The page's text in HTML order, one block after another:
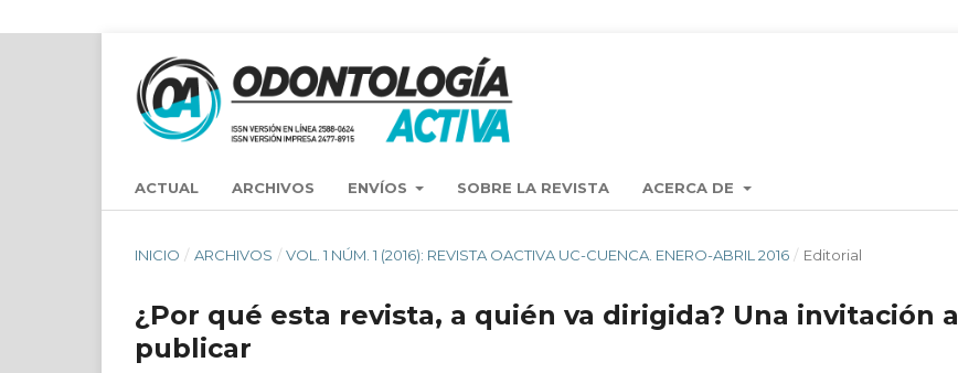
ACTUAL ARCHIVOS ENVÍOS SOBRE LA REVISTA ACERCA DE
INICIO / ARCHIVOS / VOL. 1 NÚM. 1 (2016): REVISTA OACTIVA UC-CUENCA. ENERO-ABRIL 2016 / Editorial
¿Por qué esta revista, a quién va dirigida? Una invitación a
publicar